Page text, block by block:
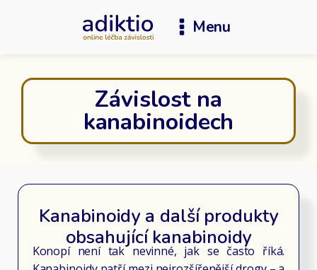
Menu
Závislost na
kanabinoidech
Kanabinoidy a další produkty
obsahující kanabinoidy
Konopí není tak nevinné, jak se často říká.